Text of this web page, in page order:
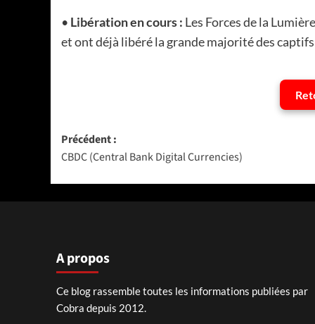
• Libération en cours : Les Forces de la
et ont déjà libéré la grande majorité des
Navigation
d’article
Précédent :
CBDC (Central Bank Digital Currencies)
A propos
Ce blog rassemble toutes les informations publiées par
Cobra depuis 2012.